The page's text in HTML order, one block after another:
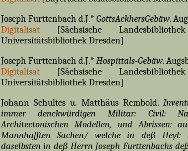
Joseph Furttenbach d.J.* GottsAckhersGebäw.
Digitalisat[Sächsische
Universitätsbibliothek Dresden]
Joseph Furttenbach d.J.* Hospittals-Gebäw.
Digitalisat[Sächsische
Universitätsbibliothek Dresden]
Johann Schultes u. Matthäus Rembold.
immer denckwürdigen Militar: Civil:
Architectonischen Modellen, und Abrissen:
Mannhafften Sachen/ welche in deß
daselbsten in deß Herrn Joseph Furttenbachs